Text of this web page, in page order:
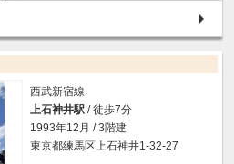
西武新宿線
上石神井駅 / 徒歩7分
1993年12月 / 3階建
東京都練馬区上石神井1-32-27